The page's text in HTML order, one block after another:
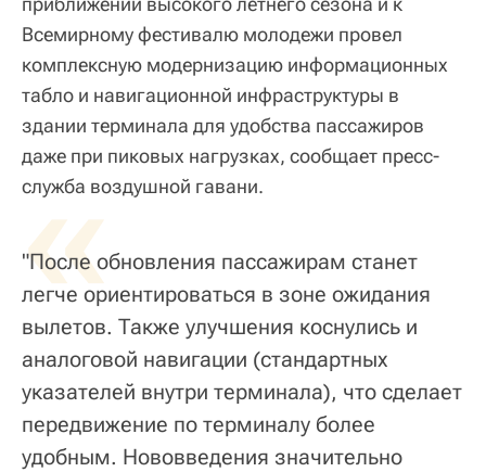
Всемирному фестивалю молодежи провел
комплексную модернизацию информационных
табло и навигационной инфраструктуры в
здании терминала для удобства пассажиров
даже при пиковых нагрузках, сообщает пресс-
служба воздушной гавани.
«
"После обновления пассажирам станет
легче ориентироваться в зоне ожидания
вылетов. Также улучшения коснулись и
аналоговой навигации (стандартных
указателей внутри терминала), что сделает
передвижение по терминалу более
удобным. Нововведения значительно